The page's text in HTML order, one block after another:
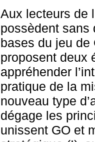
Aux lecteurs de
possèdent sans
bases du jeu de
proposent deux
appréhender
pratique de la
nouveau type
dégage les
unissent GO et